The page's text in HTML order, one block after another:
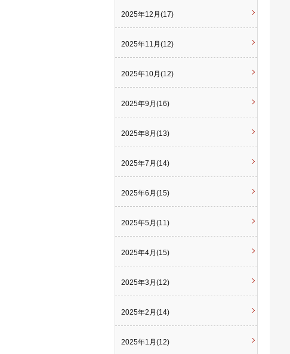
2025年12月(17)
2025年11月(12)
2025年10月(12)
2025年9月(16)
2025年8月(13)
2025年7月(14)
2025年6月(15)
2025年5月(11)
2025年4月(15)
2025年3月(12)
2025年2月(14)
2025年1月(12)